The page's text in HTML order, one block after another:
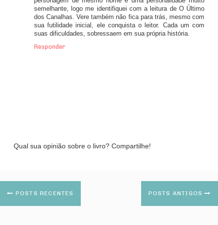
semelhante, logo me identifiquei com a leitura de O Último
dos Canalhas. Vere também não fica para trás, mesmo com
sua futilidade inicial, ele conquista o leitor. Cada um com
suas dificuldades, sobressaem em sua própria história.
Responder
Qual sua opinião sobre o livro? Compartilhe!
POSTS RECENTES POSTS ANTIGOS